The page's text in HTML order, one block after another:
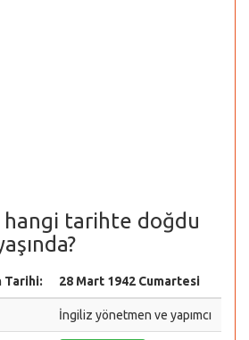
tarihte doğdu
Tarihi: 28 Mart 1942 Cumartesi
İngiliz yönetmen ve yapımcı